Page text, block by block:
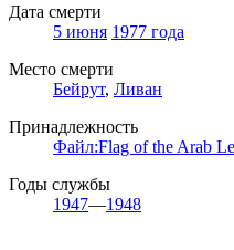
Дата смерти
5 июня 1977 года
Место смерти
Бейрут, Ливан
Принадлежность
Файл:Flag of the Arab
Годы службы
1947—1948